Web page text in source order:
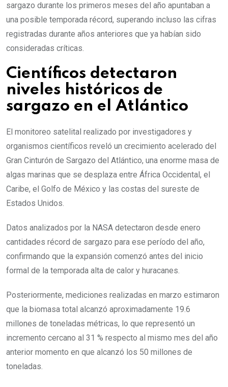
sargazo durante los primeros meses del año apuntaban a
una posible temporada récord, superando incluso las cifras
registradas durante años anteriores que ya habían sido
consideradas críticas.
Científicos detectaron
niveles históricos de
sargazo en el Atlántico
El monitoreo satelital realizado por investigadores y
organismos científicos reveló un crecimiento acelerado del
Gran Cinturón de Sargazo del Atlántico, una enorme masa de
algas marinas que se desplaza entre África Occidental, el
Caribe, el Golfo de México y las costas del sureste de
Estados Unidos.
Datos analizados por la NASA detectaron desde enero
cantidades récord de sargazo para ese período del año,
confirmando que la expansión comenzó antes del inicio
formal de la temporada alta de calor y huracanes.
Posteriormente, mediciones realizadas en marzo estimaron
que la biomasa total alcanzó aproximadamente 19.6
millones de toneladas métricas, lo que representó un
incremento cercano al 31 % respecto al mismo mes del año
anterior momento en que alcanzó los 50 millones de
toneladas.